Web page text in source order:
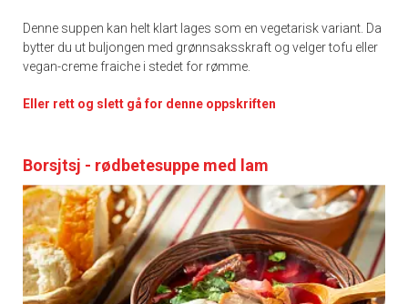
Denne suppen kan helt klart lages som en vegetarisk variant. Da
bytter du ut buljongen med grønnsaksskraft og velger tofu eller
vegan-creme fraiche i stedet for rømme.
Eller rett og slett gå for denne oppskriften
Borsjtsj - rødbetesuppe med lam